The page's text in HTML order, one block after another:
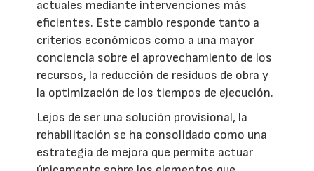
actuales mediante intervenciones más
eficientes. Este cambio responde tanto a
criterios económicos como a una mayor
conciencia sobre el aprovechamiento de los
recursos, la reducción de residuos de obra y
la optimización de los tiempos de ejecución.
Lejos de ser una solución provisional, la
rehabilitación se ha consolidado como una
estrategia de mejora que permite actuar